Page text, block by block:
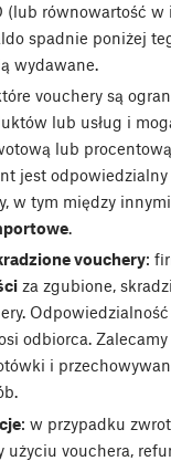
(lub równowartość
spadnie poniżej
wydawane.
vouchery są
lub usług i
lub
jest odpowiedzialny
w tym między innymi
.
vouchery:
za zgubione,
odbiorca.
i
: w przypadku
użyciu vouchera,